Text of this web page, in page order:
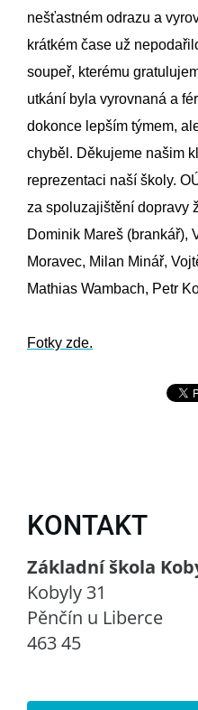
nešťastném odrazu a
krátkém čase už
soupeř, kterému
utkání byla vyrovnaná a
dokonce lepším týmem,
chyběl. Děkujeme našim
reprezentaci naší školy.
za spoluzajištění dopravy
Dominik Mareš (brankář),
Moravec, Milan Minář,
Mathias Wambach, Petr
Fotky zde.
KONTAKT
Základní škola
Kobyly 31
Pěnčín u Liberce
463 45